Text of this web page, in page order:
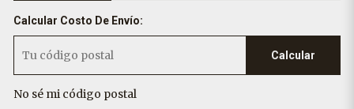
Calcular Costo De Envío:
Calcular
No sé mi código postal